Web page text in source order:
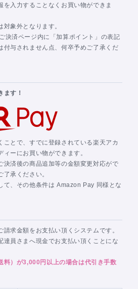
を入力することなくお買い物ができま
象外となります。
済ページ内に「加算ポイント」の表記
付与されません点、何卒予めご了承くだ
ます！
ことで、すでに登録されている楽天アカ
ーにお買い物ができます。
済後の商品追加等の金額変更対応がで
承ください。
、その他条件は Amazon Pay 同様とな
求金額をお支払い頂くシステムです。
達員さまへ現金でお支払い頂くことにな
料）が3,000円以上の場合は代引き手数